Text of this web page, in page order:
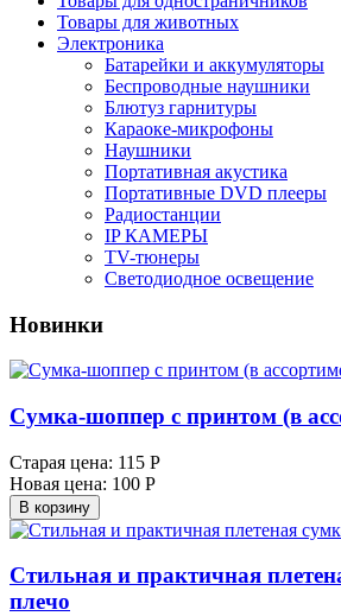
Товары для животных
Электроника
Батарейки и аккумуляторы
Беспроводные наушники
Блютуз гарнитуры
Караоке-микрофоны
Наушники
Портативная акустика
Портативные DVD плееры
Радиостанции
IP КАМЕРЫ
TV-тюнеры
Светодиодное освещение
Новинки
Сумка-шоппер с принтом (в
Старая цена: 115 Р
Новая цена: 100 Р
В корзину
Стильная и практичная
плечо